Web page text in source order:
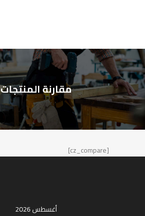
مقارنة المنتجات
[cz_compare]
أغسطس 2026